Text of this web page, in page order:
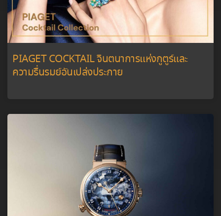
PIAGET COCKTAIL จินตนาการแห่งกูตูร์และ
ความรื่นรมย์อันเปล่งประกาย